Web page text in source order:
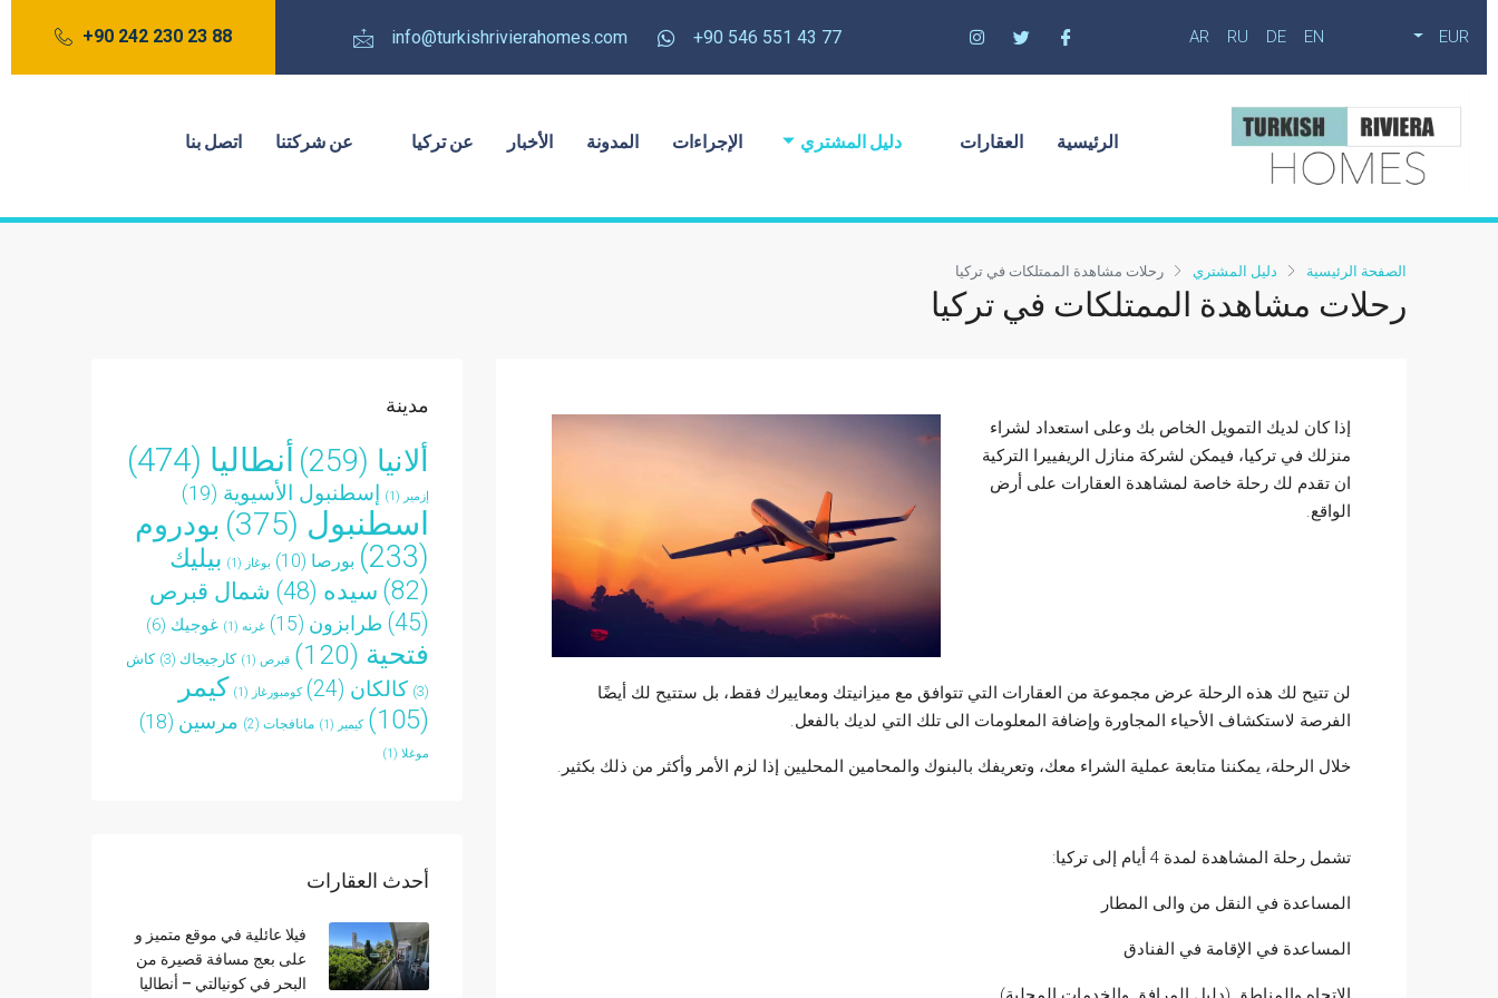
EUR
EN
DE
RU
AR
77 43 551 546 90+
info@turkishrivierahomes.com
88 23 230 242 90+
الرئيسية العقارات دليل المشتري الإجراءات المدونة الأخبار عن تركيا عن شركتنا اتصل بنا
الصفحة الرئيسية دليل المشتري رحلات مشاهدة الممتلكات في تركيا
رحلات مشاهدة الممتلكات في تركيا
إذا كان لديك التمويل الخاص بك وعلى استعداد لشراء
منزلك في تركيا، فيمكن لشركة منازل الريفييرا التركية
ان تقدم لك رحلة خاصة لمشاهدة العقارات على أرض
الواقع.
لن تتيح لك هذه الرحلة عرض مجموعة من العقارات التي تتوافق مع ميزانيتك ومعاييرك فقط، بل ستتيح لك أيضًا
الفرصة لاستكشاف الأحياء المجاورة وإضافة المعلومات الى تلك التي لديك بالفعل.
خلال الرحلة، يمكننا متابعة عملية الشراء معك، وتعريفك بالبنوك والمحامين المحليين إذا لزم الأمر وأكثر من ذلك بكثير.
تشمل رحلة المشاهدة لمدة 4 أيام إلى تركيا:
المساعدة في النقل من والى المطار
المساعدة في الإقامة في الفنادق
مدينة
ألانيا (259) أنطاليا (474)
إزمير (1) إسطنبول الأسيوية (19)
اسطنبول (375)
بودروم
(233)
بورصا (10) بوغاز (1)
بيليك
(82)
سيده (48)
شمال قبرص
(45)
طرابزون (15) غرنه (1) غوجيك (6)
فتحية (120) قبرص (1) كارجيجاك (3)
كاش
(3)
كالكان (24) كومبورغاز (1)
كيمر
(105)
كيمير (1) مانافجات (2) مرسين (18)
موغلا (1)
أحدث العقارات
فيلا عائلية في موقع متميز و
على بعج مسافة قصيرة من
البحر في كونيالتي – أنطاليا